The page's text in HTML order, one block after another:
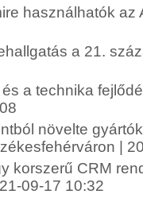
használhatók az
a 21.
a technika
növelte
|
korszerű CRM
09-17 10:32